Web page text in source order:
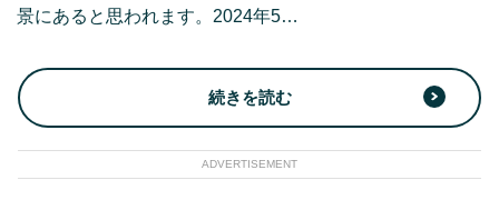
景にあると思われます。2024年5…
続きを読む
ADVERTISEMENT